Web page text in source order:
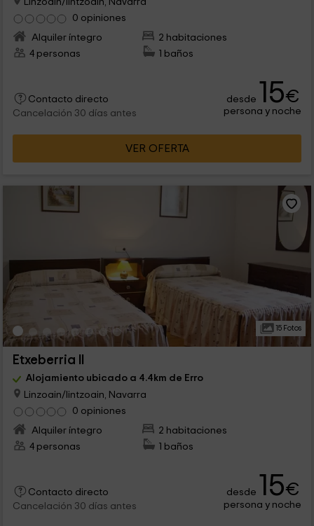
0 opiniones
Alquiler íntegro
2 habitaciones
4 personas
1 baños
Contacto directo
Cancelación 30 días antes
desde 15€
persona y noche
VER OFERTA
15 Fotos
Etxeberria II
Alojamiento ubicado a 4.4km de Erro
Linzoain/lintzoain, Navarra
0 opiniones
Alquiler íntegro
2 habitaciones
4 personas
1 baños
Contacto directo
Cancelación 30 días antes
desde 15€
persona y noche